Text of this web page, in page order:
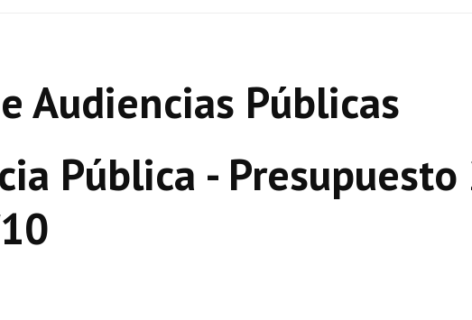
Audiencias Públicas
Pública -